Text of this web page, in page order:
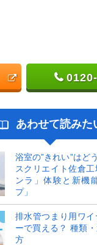
あわせて読みた
浴室の”きれい”はど
スクリエイト佐倉
ンラ」体験と新機
プ」
排水管つまり用ワ
ーで買える？ 種類
方